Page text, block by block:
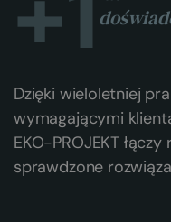
Dzięki wieloletniej
wymagającymi
EKO-PROJEKT
sprawdzone